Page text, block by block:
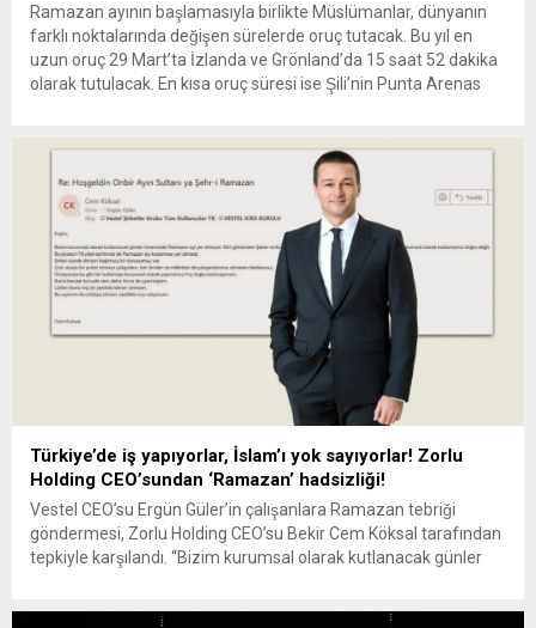
Ramazan ayının başlamasıyla birlikte Müslümanlar, dünyanın
farklı noktalarında değişen sürelerde oruç tutacak. Bu yıl en
uzun oruç 29 Mart’ta İzlanda ve Grönland’da 15 saat 52 dakika
olarak tutulacak. En kısa oruç süresi ise Şili’nin Punta Arenas
Türkiye’de iş yapıyorlar, İslam’ı yok sayıyorlar! Zorlu
Holding CEO’sundan ‘Ramazan’ hadsizliği!
Vestel CEO’su Ergün Güler’in çalışanlara Ramazan tebriği
göndermesi, Zorlu Holding CEO’su Bekir Cem Köksal tarafından
tepkiyle karşılandı. “Bizim kurumsal olarak kutlanacak günler